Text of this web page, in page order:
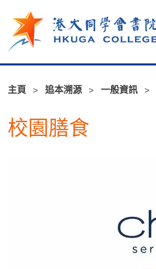
主頁 追本溯源 一般資訊
校園膳食